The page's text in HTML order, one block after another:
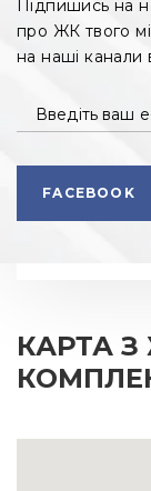
Підпишись на
про ЖК твого
на наші
Введіть ваш
FACEBOOK
КАРТА